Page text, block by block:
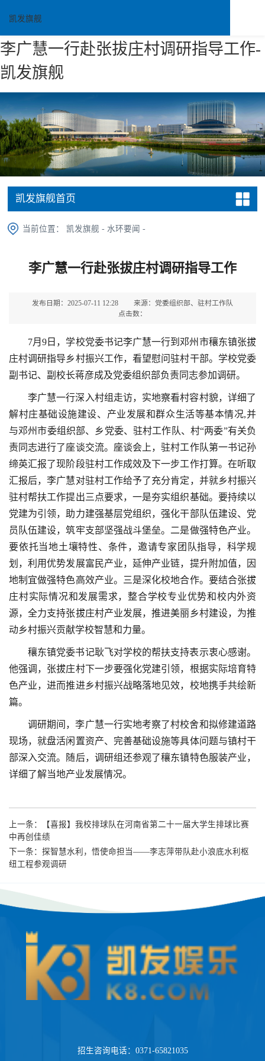
李广慧一行赴张拔庄村调研指导工作-
凯发旗舰
凯发旗舰
凯发旗舰首页
当前位置： 凯发旗舰 -水环要闻 -
李广慧一行赴张拔庄村调研指导工作
发布日期：2025-07-11 12:28
来源：党委组织部、驻村工作队
点击数：
7月9日，学校党委书记李广慧一行到邓州市穰东镇张拔
庄村调研指导乡村振兴工作，看望慰问驻村干部。学校党委
副书记、副校长蒋彦成及党委组织部负责同志参加调研。
李广慧一行深入村组走访，实地察看村容村貌，详细了
解村庄基础设施建设、产业发展和群众生活等基本情况,并
与邓州市委组织部、乡党委、驻村工作队、村“两委”有关负
责同志进行了座谈交流。座谈会上，驻村工作队第一书记孙
缔英汇报了现阶段驻村工作成效及下一步工作打算。在听取
汇报后，李广慧对驻村工作给予了充分肯定，并就乡村振兴
驻村帮扶工作提出三点要求，一是夯实组织基础。要持续以
党建为引领，助力建强基层党组织，强化干部队伍建设、党
员队伍建设，筑牢支部坚强战斗堡垒。二是做强特色产业。
要依托当地土壤特性、条件，邀请专家团队指导，科学规
划，利用优势发展富民产业，延伸产业链，提升附加值，因
地制宜做强特色高效产业。三是深化校地合作。要结合张拔
庄村实际情况和发展需求，整合学校专业优势和校内外资
源，全力支持张拔庄村产业发展，推进美丽乡村建设，为推
动乡村振兴贡献学校智慧和力量。
穰东镇党委书记耿飞对学校的帮扶支持表示衷心感谢。
他强调，张拔庄村下一步要强化党建引领，根据实际培育特
色产业，进而推进乡村振兴战略落地见效，校地携手共绘新
篇。
调研期间，李广慧一行实地考察了村校舍和拟修建道路
现场，就盘活闲置资产、完善基础设施等具体问题与镇村干
部深入交流。随后，调研组还参观了穰东镇特色服装产业，
详细了解当地产业发展情况。
上一条：
【喜报】我校排球队在河南省第二十一届大学生排球比赛
中再创佳绩
下一条： 探智慧水利，悟使命担当——李志萍带队赴小浪底水利枢
纽工程参观调研
招生咨询电话：0371-65821035